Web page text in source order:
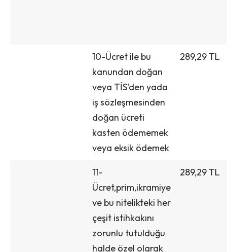
10-Ücret ile bu
kanundan doğan
veya TİS'den yada
iş sözleşmesinden
doğan ücreti
kasten ödememek
veya eksik ödemek
289,29 TL
11-
Ücret,prim,ikramiye
ve bu nitelikteki her
çeşit istihkakını
zorunlu tutulduğu
halde özel olarak
289,29 TL